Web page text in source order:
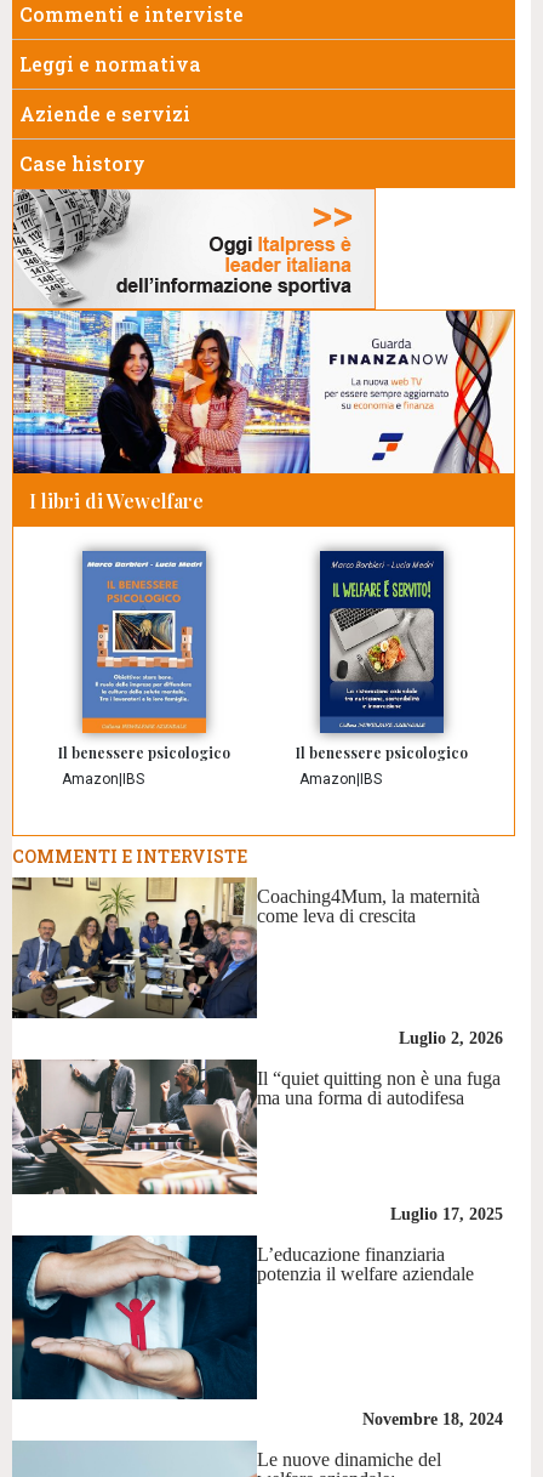
Commenti e interviste
Leggi e normativa
Aziende e servizi
Case history
I libri di Wewelfare
Il benessere psicologico
Amazon IBS
Il benessere psicologico
Amazon IBS
COMMENTI E INTERVISTE
Coaching4Mum, la maternità
come leva di crescita
Luglio 2, 2026
Il “quiet quitting non è una fuga
ma una forma di autodifesa
Luglio 17, 2025
L’educazione finanziaria
potenzia il welfare aziendale
Novembre 18, 2024
Le nuove dinamiche del